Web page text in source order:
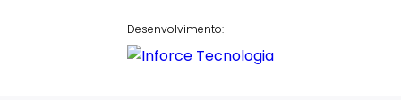
Desenvolvimento: